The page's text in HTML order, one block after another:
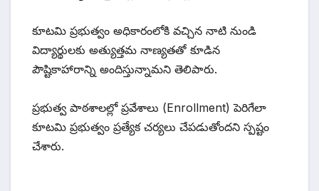
కూటమి ప్రభుత్వం అధికారంలోకి వచ్చిన నాటి నుండి
విద్యార్థులకు అత్యుత్తమ నాణ్యతతో కూడిన
పౌష్టికాహారాన్ని అందిస్తున్నామని తెలిపారు.
ప్రభుత్వ పాఠశాలల్లో ప్రవేశాలు (Enrollment) పెరిగేలా
కూటమి ప్రభుత్వం ప్రత్యేక చర్యలు చేపడుతోందని స్పష్టం
చేశారు.